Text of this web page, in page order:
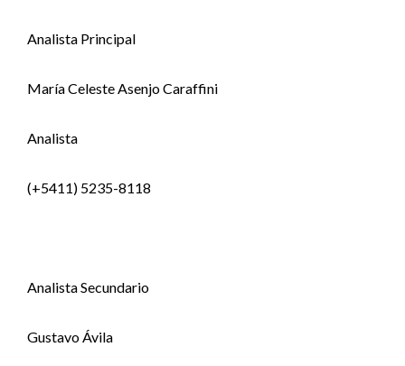
Analista Principal
María Celeste Asenjo Caraffini
Analista
(+5411) 5235-8118
Analista Secundario
Gustavo Ávila